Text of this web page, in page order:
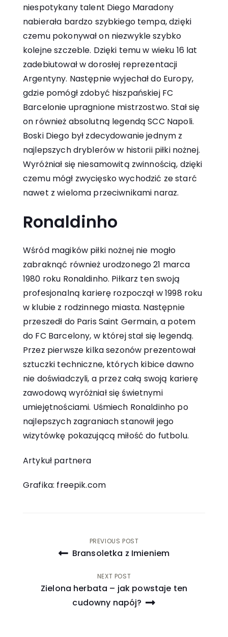
niespotykany talent Diego Maradony
nabierała bardzo szybkiego tempa, dzięki
czemu pokonywał on niezwykle szybko
kolejne szczeble. Dzięki temu w wieku 16 lat
zadebiutował w dorosłej reprezentacji
Argentyny. Następnie wyjechał do Europy,
gdzie pomógł zdobyć hiszpańskiej FC
Barcelonie upragnione mistrzostwo. Stał się
on również absolutną legendą SCC Napoli.
Boski Diego był zdecydowanie jednym z
najlepszych dryblerów w historii piłki nożnej.
Wyróżniał się niesamowitą zwinnością, dzięki
czemu mógł zwycięsko wychodzić ze starć
nawet z wieloma przeciwnikami naraz.
Ronaldinho
Wśród magików piłki nożnej nie mogło
zabraknąć również urodzonego 21 marca
1980 roku Ronaldinho. Piłkarz ten swoją
profesjonalną karierę rozpoczął w 1998 roku
w klubie z rodzinnego miasta. Następnie
przeszedł do Paris Saint Germain, a potem
do FC Barcelony, w której stał się legendą.
Przez pierwsze kilka sezonów prezentował
sztuczki techniczne, których kibice dawno
nie doświadczyli, a przez całą swoją karierę
zawodową wyróżniał się świetnymi
umiejętnościami. Uśmiech Ronaldinho po
najlepszych zagraniach stanowił jego
wizytówkę pokazującą miłość do futbolu.
Artykuł partnera
Grafika: freepik.com
NawigacjaPREVIOUS POST
Bransoletka z Imieniem
NEXT POST
Zielona herbata – jak powstaje ten
cudowny napój?